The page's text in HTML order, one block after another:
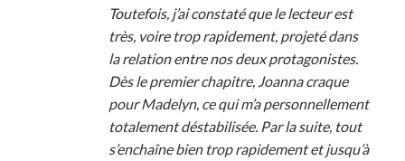
Toutefois, j’ai constaté que le lecteur est
très, voire trop rapidement, projeté dans
la relation entre nos deux protagonistes.
Dès le premier chapitre, Joanna craque
pour Madelyn, ce qui m’a personnellement
totalement déstabilisée. Par la suite, tout
s’enchaîne bien trop rapidement et jusqu’à